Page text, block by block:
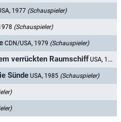
1977 (Schauspieler)
(Schauspieler)
CDN/USA, 1979 (Schauspieler)
verrückten Raumschiff USA, 1982
Sünde USA, 1985 (Schauspieler)